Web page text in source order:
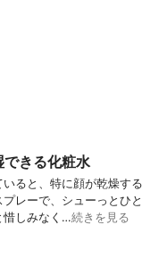
できる化粧水
ると、特に顔が乾燥す
レーで、シューっとひ
惜しみなく…続きを見る